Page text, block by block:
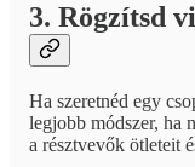
3. Rögzítsd
Ha szeretnéd egy
legjobb módszer, ha
a résztvevők ötleteit